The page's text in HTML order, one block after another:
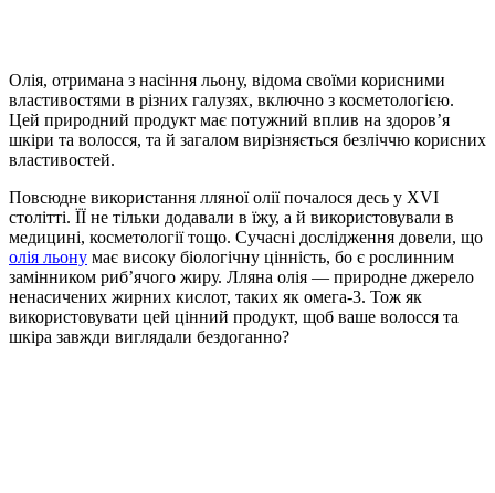
Олія, отримана з насіння льону, відома своїми корисними
властивостями в різних галузях, включно з косметологією.
Цей природний продукт має потужний вплив на здоров’я
шкіри та волосся, та й загалом вирізняється безліччю корисних
властивостей.
Повсюдне використання лляної олії почалося десь у XVI
столітті. ЇЇ не тільки додавали в їжу, а й використовували в
медицині, косметології тощо. Сучасні дослідження довели, що
олія льону має високу біологічну цінність, бо є рослинним
замінником риб’ячого жиру. Лляна олія — природне джерело
ненасичених жирних кислот, таких як омега-3. Тож як
використовувати цей цінний продукт, щоб ваше волосся та
шкіра завжди виглядали бездоганно?